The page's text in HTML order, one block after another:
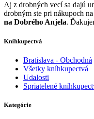
Aj z drobných vecí sa dajú
drobným ste pri nákupoch
na Dobrého Anjela.
Kníhkupectvá
Bratislava - Obchodná
Všetky kníhkupectvá
Udalosti
Spriatelené
Kategórie